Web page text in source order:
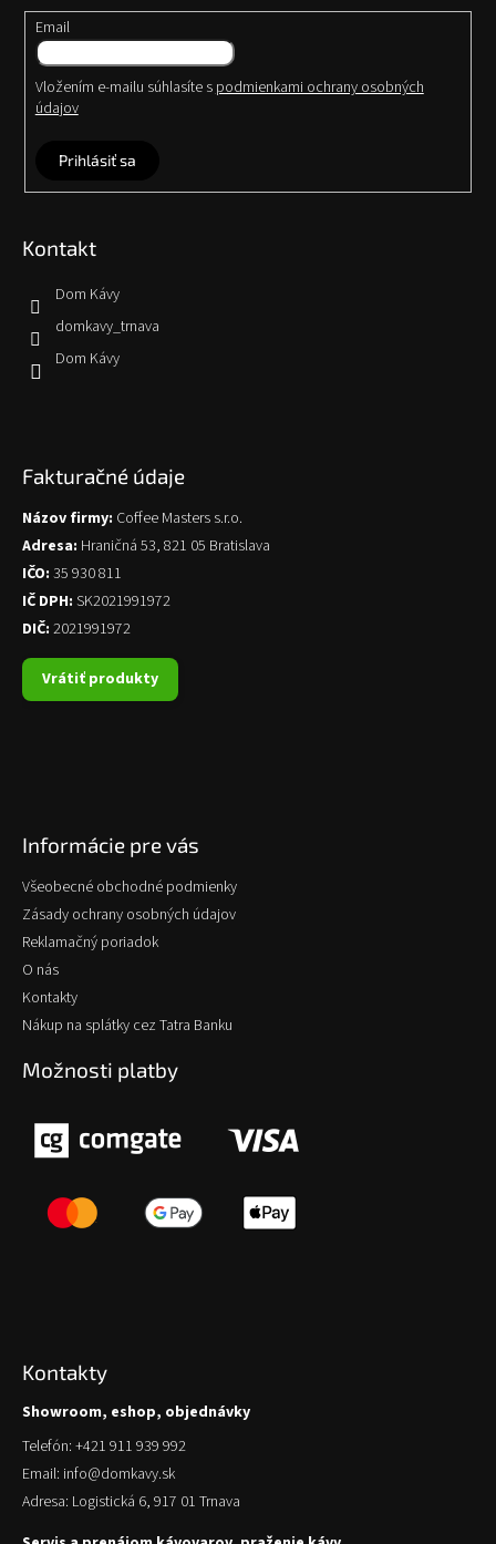
Email
Vložením e-mailu súhlasíte s podmienkami ochrany osobných
údajov
Prihlásiť sa
Kontakt
Dom Kávy
domkavy_trnava
Dom Kávy
Fakturačné údaje
Názov firmy: Coffee Masters s.r.o.
Adresa: Hraničná 53, 821 05 Bratislava
IČO: 35 930 811
IČ DPH: SK2021991972
DIČ: 2021991972
Vrátiť produkty
Informácie pre vás
Všeobecné obchodné podmienky
Zásady ochrany osobných údajov
Reklamačný poriadok
O nás
Kontakty
Nákup na splátky cez Tatra Banku
Možnosti platby
Kontakty
Showroom, eshop, objednávky
Telefón: +421 911 939 992
Email: info@domkavy.sk
Adresa: Logistická 6, 917 01 Trnava